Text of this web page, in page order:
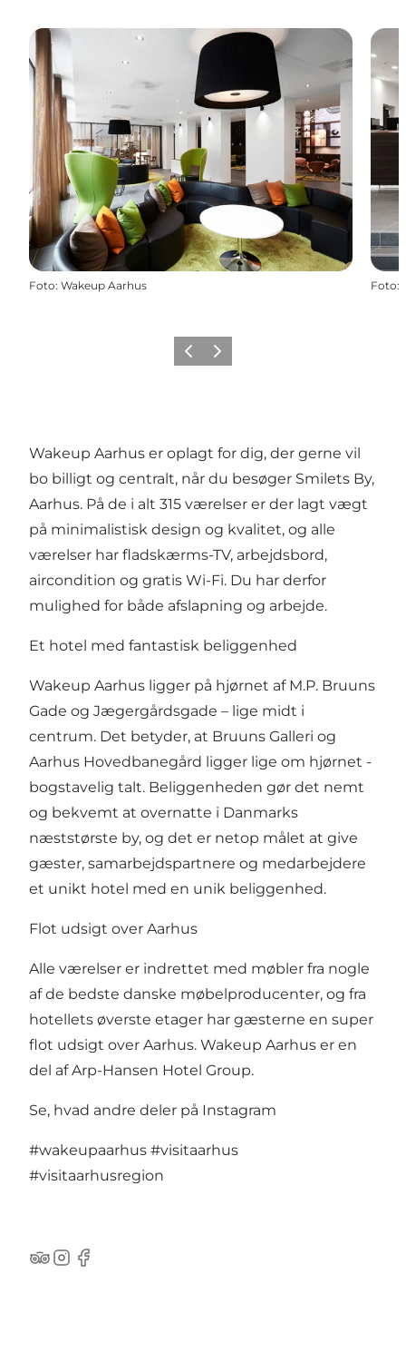
Foto: Wakeup Aarhus Foto:
ForrigeNæste
Wakeup Aarhus er oplagt for dig, der gerne vil
bo billigt og centralt, når du besøger Smilets By,
Aarhus. På de i alt 315 værelser er der lagt vægt
på minimalistisk design og kvalitet, og alle
værelser har fladskærms-TV, arbejdsbord,
aircondition og gratis Wi-Fi. Du har derfor
mulighed for både afslapning og arbejde.
Et hotel med fantastisk beliggenhed
Wakeup Aarhus ligger på hjørnet af M.P. Bruuns
Gade og Jægergårdsgade – lige midt i
centrum. Det betyder, at Bruuns Galleri og
Aarhus Hovedbanegård ligger lige om hjørnet -
bogstavelig talt. Beliggenheden gør det nemt
og bekvemt at overnatte i Danmarks
næststørste by, og det er netop målet at give
gæster, samarbejdspartnere og medarbejdere
et unikt hotel med en unik beliggenhed.
Flot udsigt over Aarhus
Alle værelser er indrettet med møbler fra nogle
af de bedste danske møbelproducenter, og fra
hotellets øverste etager har gæsterne en super
flot udsigt over Aarhus. Wakeup Aarhus er en
del af Arp-Hansen Hotel Group.
Se, hvad andre deler på Instagram
#wakeupaarhus #visitaarhus
#visitaarhusregion
TripAdvisor
Instagram
Facebook